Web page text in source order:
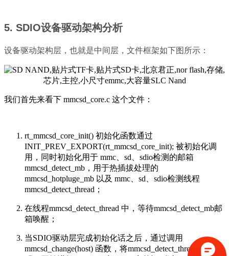
5. SDIO设备驱动架构分析
设备驱动架构层，也就是中间层，文件框架如下图所示：
我们首先来看下 mmcsd_core.c 这个文件：
rt_mmcsd_core_init() 初始化函数通过
INIT_PREV_EXPORT(rt_mmcsd_core_init); 被初始化调
用，同时初始化用于 mmc、sd、sdio检测的邮箱
mmcsd_detect_mb，用于热插拔处理的
mmcsd_hotpluge_mb 以及 mmc、sd、sdio检测线程
mmcsd_detect_thread；
在线程mmcsd_detect_thread 中，等待mmcsd_detect_mb邮
箱唤醒；
当SDIO驱动层完成初始化话之后，通过调用
mmcsd_change(host) 函数，将mmcsd_detect_thread线程唤